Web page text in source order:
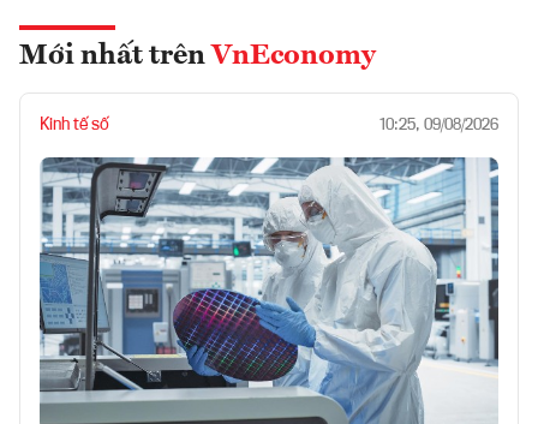
Mới nhất trên VnEconomy
Kinh tế số 10:25, 09/08/2026